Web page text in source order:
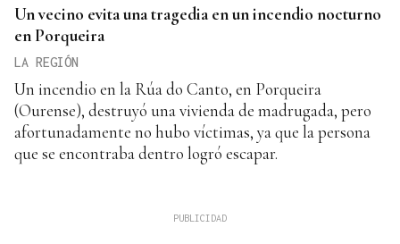
Un vecino evita una tragedia en un incendio nocturno
en Porqueira
LA REGIÓN
Un incendio en la Rúa do Canto, en Porqueira
(Ourense), destruyó una vivienda de madrugada, pero
afortunadamente no hubo víctimas, ya que la persona
que se encontraba dentro logró escapar.